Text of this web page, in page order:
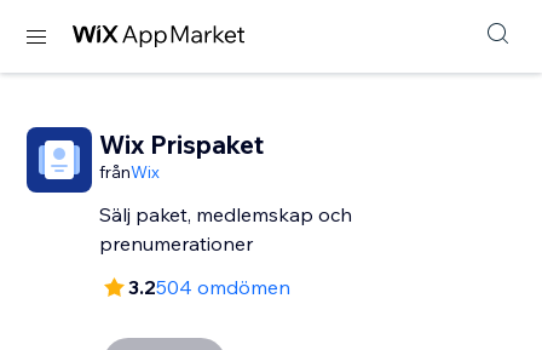
Wix Prispaket
frånWix
Sälj paket, medlemskap och
prenumerationer
3.2504 omdömen